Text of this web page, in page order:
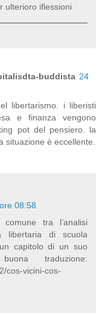
ulterioro iflessioni
buddista 24
libertarismo. i liberisti
e finanza vengono
pot del pensiero. la
situazione è eccellente.
08:58
tra l’analisi
libertaria di scuola
capitolo di un suo
traduzione:
cos-vicini-cos-